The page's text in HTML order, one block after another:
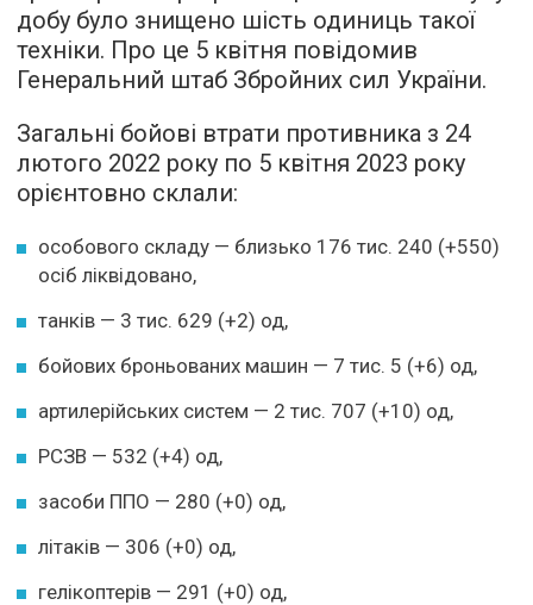
добу було знищено шість одиниць такої
техніки. Про це 5 квітня повідомив
Генеральний штаб Збройних сил України.
Загальні бойові втрати противника з 24
лютого 2022 року по 5 квітня 2023 року
орієнтовно склали:
особового складу — близько 176 тис. 240 (+550)
осіб ліквідовано,
танків — 3 тис. 629 (+2) од,
бойових броньованих машин — 7 тис. 5 (+6) од,
артилерійських систем — 2 тис. 707 (+10) од,
РСЗВ — 532 (+4) од,
засоби ППО — 280 (+0) од,
літаків — 306 (+0) од,
гелікоптерів — 291 (+0) од,